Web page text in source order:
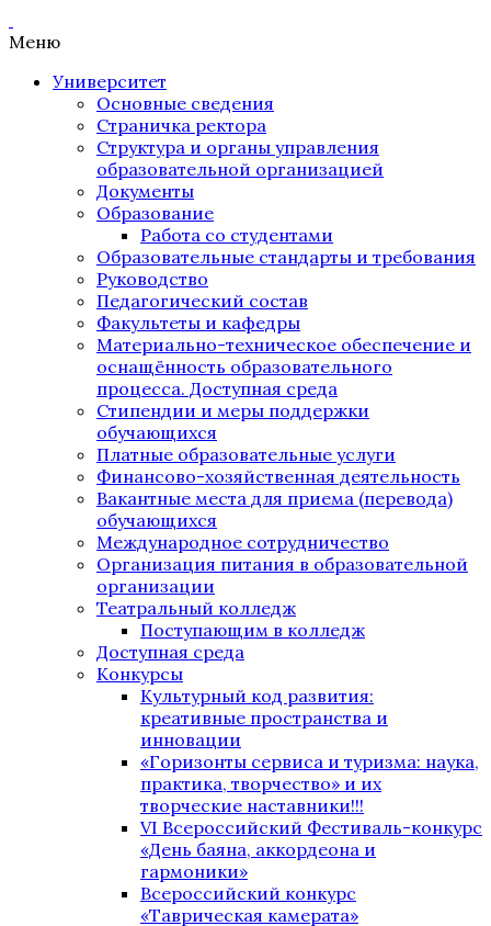
Меню
Университет
Основные сведения
Страничка ректора
Структура и органы управления
образовательной организацией
Документы
Образование
Работа со студентами
Образовательные стандарты и требования
Руководство
Педагогический состав
Факультеты и кафедры
Материально-техническое обеспечение и
оснащённость образовательного
процесса. Доступная среда
Стипендии и меры поддержки
обучающихся
Платные образовательные услуги
Финансово-хозяйственная деятельность
Вакантные места для приема (перевода)
обучающихся
Международное сотрудничество
Организация питания в образовательной
организации
Театральный колледж
Поступающим в колледж
Доступная среда
Конкурсы
Культурный код развития:
креативные пространства и
инновации
«Горизонты сервиса и туризма: наука,
практика, творчество» и их
творческие наставники!!!
VI Всероссийский Фестиваль-конкурс
«День баяна, аккордеона и
гармоники»
Всероссийский конкурс
«Таврическая камерата»